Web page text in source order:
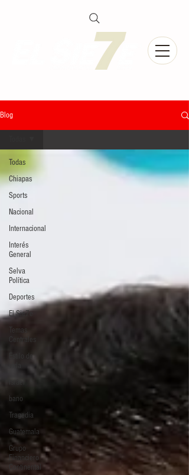
Blog
Todas
Chiapas
Sports
Nacional
Internacional
Interés
General
Selva
Política
Deportes
El Sie7e
Temas
Estilo de
Israel
bano
Tragedia
Guatemala
Grupo
Financiero
Continental